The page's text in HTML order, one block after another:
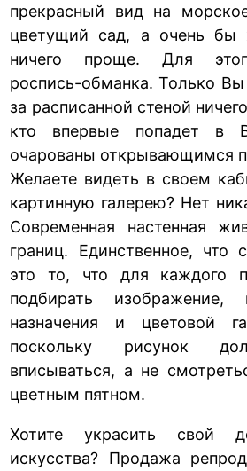
прекрасный вид на
цветущий сад, а очень бы
ничего проще. Для
роспись-обманка. Только Вы
за расписанной стеной
кто впервые попадет в
очарованы открывающимся
Желаете видеть в своем
картинную галерею? Нет
Современная настенная
границ. Единственное, что
это то, что для каждого
подбирать
назначения и цветовой
поскольку рисунок
вписываться, а не
цветным пятном.
Хотите украсить свой
искусства? Продажа